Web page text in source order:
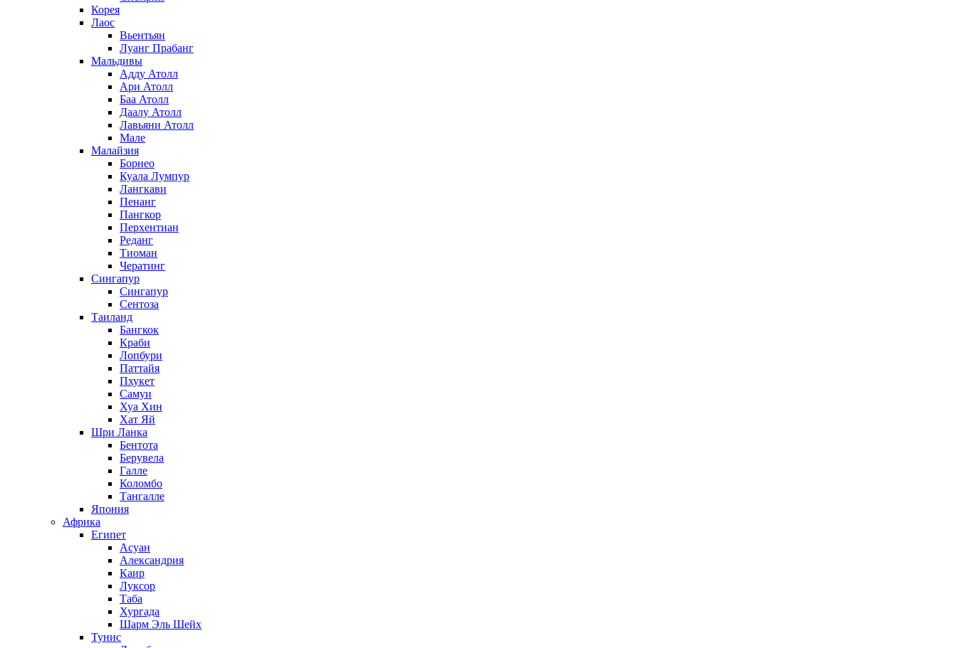
Корея
Лаос
Вьентьян
Луанг Прабанг
Мальдивы
Адду Атолл
Ари Атолл
Баа Атолл
Даалу Атолл
Лавьяни Атолл
Мале
Малайзия
Борнео
Куала Лумпур
Лангкави
Пенанг
Пангкор
Перхентиан
Реданг
Тиоман
Чератинг
Сингапур
Сингапур
Сентоза
Таиланд
Бангкок
Краби
Лопбури
Паттайя
Пхукет
Самуи
Хуа Хин
Хат Яй
Шри Ланка
Бентота
Берувела
Галле
Коломбо
Тангалле
Япония
Африка
Египет
Асуан
Александрия
Каир
Луксор
Таба
Хургада
Шарм Эль Шейх
Тунис